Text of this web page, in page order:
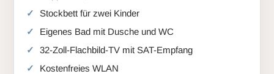
Stockbett für zwei Kinder
Eigenes Bad mit Dusche und WC
32-Zoll-Flachbild-TV mit SAT-Empfang
Kostenfreies WLAN